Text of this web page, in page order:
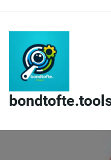
content